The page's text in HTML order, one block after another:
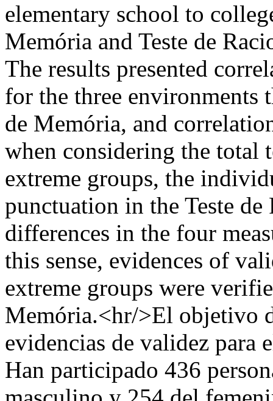
elementary school to
Memória and Teste de
The results presented
for the three environments
de Memória, and
when considering the total
extreme groups, the
punctuation in the Teste
differences in the four
this sense, evidences of
extreme groups were
Memória.<hr/>El objetivo
evidencias de validez para
Han participado 436